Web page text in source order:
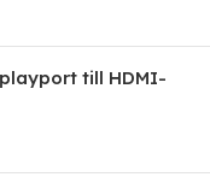
till HDMI-